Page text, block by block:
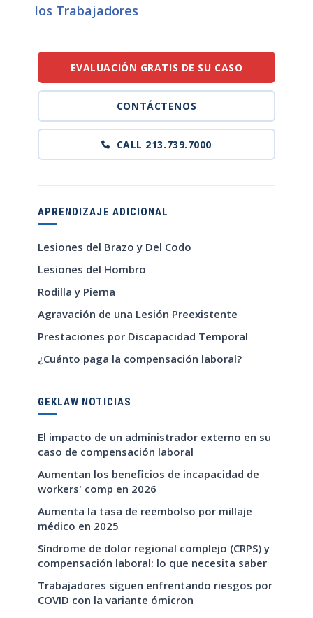
los Trabajadores
EVALUACIÓN GRATIS DE SU CASO
CONTÁCTENOS
CALL 213.739.7000
APRENDIZAJE ADICIONAL
Lesiones del Brazo y Del Codo
Lesiones del Hombro
Rodilla y Pierna
Agravación de una Lesión Preexistente
Prestaciones por Discapacidad Temporal
¿Cuánto paga la compensación laboral?
GEKLAW NOTICIAS
El impacto de un administrador externo en su
caso de compensación laboral
Aumentan los beneficios de incapacidad de
workers' comp en 2026
Aumenta la tasa de reembolso por millaje
médico en 2025
Síndrome de dolor regional complejo (CRPS) y
compensación laboral: lo que necesita saber
Trabajadores siguen enfrentando riesgos por
COVID con la variante ómicron